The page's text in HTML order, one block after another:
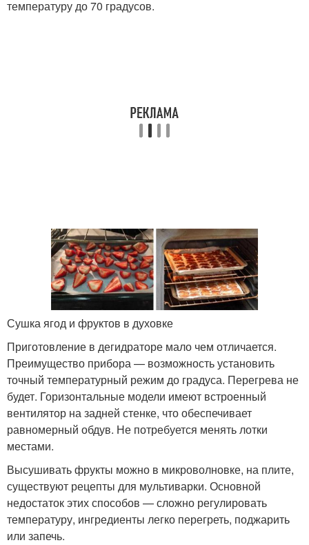
температуру до 70 градусов.
Сушка ягод и фруктов в духовке
Приготовление в дегидраторе мало чем отличается.
Преимущество прибора — возможность установить
точный температурный режим до градуса. Перегрева не
будет. Горизонтальные модели имеют встроенный
вентилятор на задней стенке, что обеспечивает
равномерный обдув. Не потребуется менять лотки
местами.
Высушивать фрукты можно в микроволновке, на плите,
существуют рецепты для мультиварки. Основной
недостаток этих способов — сложно регулировать
температуру, ингредиенты легко перегреть, поджарить
или запечь.